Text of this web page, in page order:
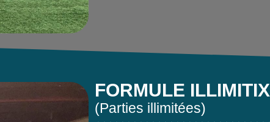
FORMULE ILLIMITIX
(Parties illimitées)